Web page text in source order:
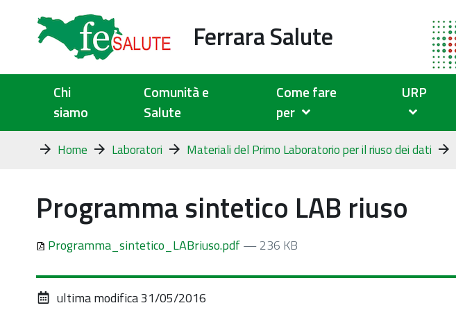
Ferrara Salute
Chi
siamo
Comunità e
Salute
Come fare
per
URP
Tu
sei Home Laboratori Materiali del Primo Laboratorio per il riuso dei dati
Programma sintetico LAB riuso
Programma_sintetico_LABriuso.pdf— 236 KB
ultima modifica31/05/2016